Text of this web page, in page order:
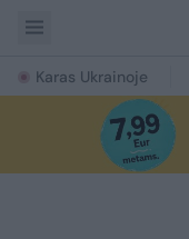
Karas Ukrainoje